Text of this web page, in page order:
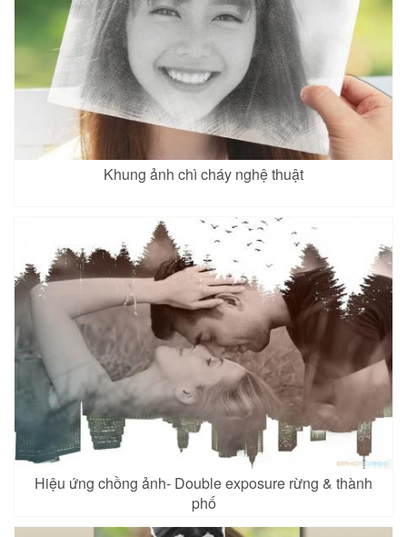
Khung ảnh chì cháy nghệ thuật
Hiệu ứng chồng ảnh- Double exposure rừng & thành
phố